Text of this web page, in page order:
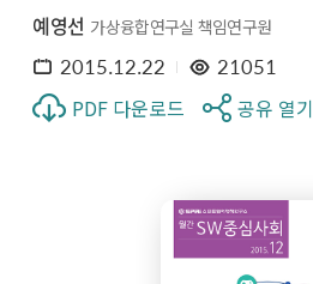
예영선 가상융합연구실 책임연구원
2015.12.22 21051
PDF 다운로드
공유 열기